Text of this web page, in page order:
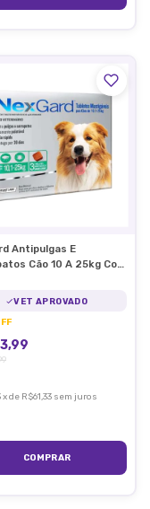
Antipulgas E
Cão 10 A 25kg Com
VET APROVADO
xde R$61,33 sem juros